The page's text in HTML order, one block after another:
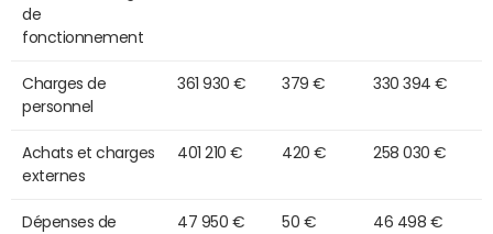
de
fonctionnement
Charges de
personnel
361 930 € 379 € 330 394 €
Achats et charges
externes
401 210 € 420 € 258 030 €
Dépenses de 47 950 € 50 € 46 498 €